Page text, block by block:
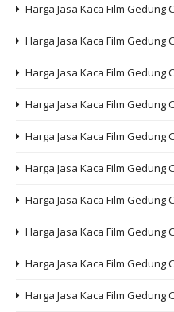
Harga Jasa Kaca Film
Harga Jasa Kaca Film Gedung
Harga Jasa Kaca Film Gedung
Harga Jasa Kaca Film Gedung
Harga Jasa Kaca Film Gedung
Harga Jasa Kaca Film Gedung
Harga Jasa Kaca Film Gedung
Harga Jasa Kaca Film Gedung
Harga Jasa Kaca Film
Harga Jasa Kaca Film Gedung